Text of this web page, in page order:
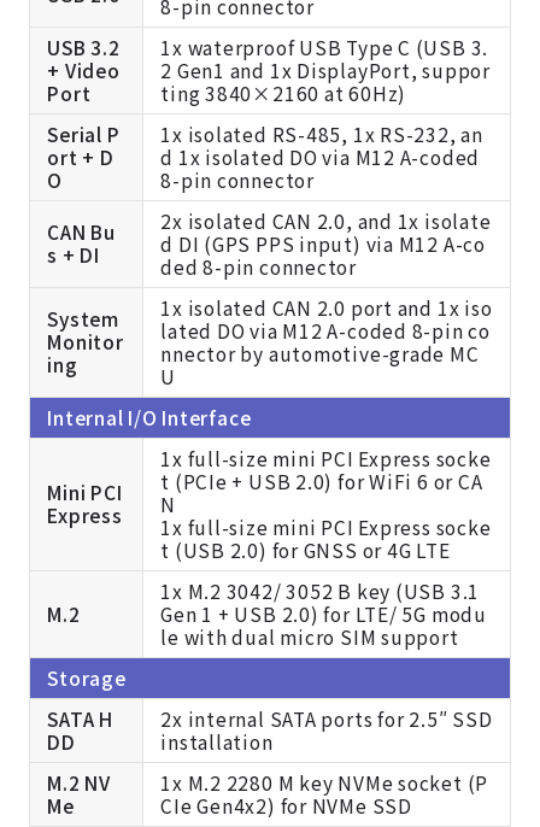
8-pin connector
USB 3.2
+ Video
Port
1x waterproof USB Type C (USB 3.
2 Gen1 and 1x DisplayPort, suppor
ting 3840×2160 at 60Hz)
Serial P
ort + D
O
1x isolated RS-485, 1x RS-232, an
d 1x isolated DO via M12 A-coded
8-pin connector
CAN Bu
s + DI
2x isolated CAN 2.0, and 1x isolate
d DI (GPS PPS input) via M12 A-co
ded 8-pin connector
System
Monitor
ing
1x isolated CAN 2.0 port and 1x iso
lated DO via M12 A-coded 8-pin co
nnector by automotive-grade MC
U
Internal I/O Interface
Mini PCI
Express
1x full-size mini PCI Express socke
t (PCIe + USB 2.0) for WiFi 6 or CA
N
1x full-size mini PCI Express socke
t (USB 2.0) for GNSS or 4G LTE
M.2
1x M.2 3042/ 3052 B key (USB 3.1
Gen 1 + USB 2.0) for LTE/ 5G modu
le with dual micro SIM support
Storage
SATA H
DD
2x internal SATA ports for 2.5″ SSD
installation
M.2 NV
Me
1x M.2 2280 M key NVMe socket (P
CIe Gen4x2) for NVMe SSD